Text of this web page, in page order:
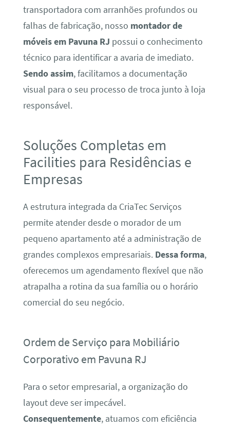
transportadora com arranhões profundos ou
falhas de fabricação, nosso montador de
móveis em Pavuna RJ possui o conhecimento
técnico para identificar a avaria de imediato.
Sendo assim, facilitamos a documentação
visual para o seu processo de troca junto à loja
responsável.
Soluções Completas em
Facilities para Residências e
Empresas
A estrutura integrada da CriaTec Serviços
permite atender desde o morador de um
pequeno apartamento até a administração de
grandes complexos empresariais. Dessa forma,
oferecemos um agendamento flexível que não
atrapalha a rotina da sua família ou o horário
comercial do seu negócio.
Ordem de Serviço para Mobiliário
Corporativo em Pavuna RJ
Para o setor empresarial, a organização do
layout deve ser impecável.
Consequentemente, atuamos com eficiência